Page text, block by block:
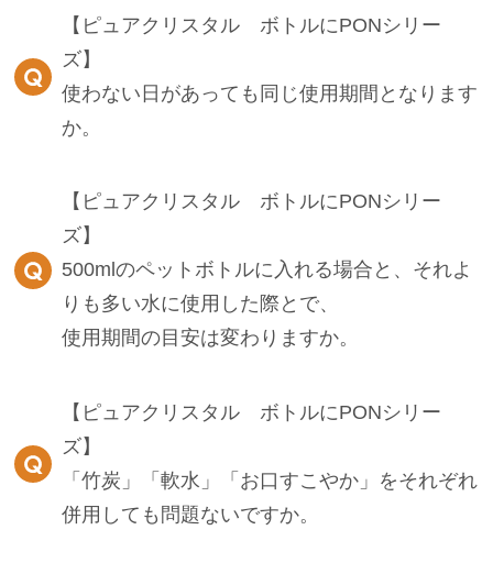
【ピュアクリスタル ボトルにPONシリー
ズ】
使わない日があっても同じ使用期間となります
か。
【ピュアクリスタル ボトルにPONシリー
ズ】
500mlのペットボトルに入れる場合と、それよ
りも多い水に使用した際とで、
使用期間の目安は変わりますか。
【ピュアクリスタル ボトルにPONシリー
ズ】
「竹炭」「軟水」「お口すこやか」をそれぞれ
併用しても問題ないですか。